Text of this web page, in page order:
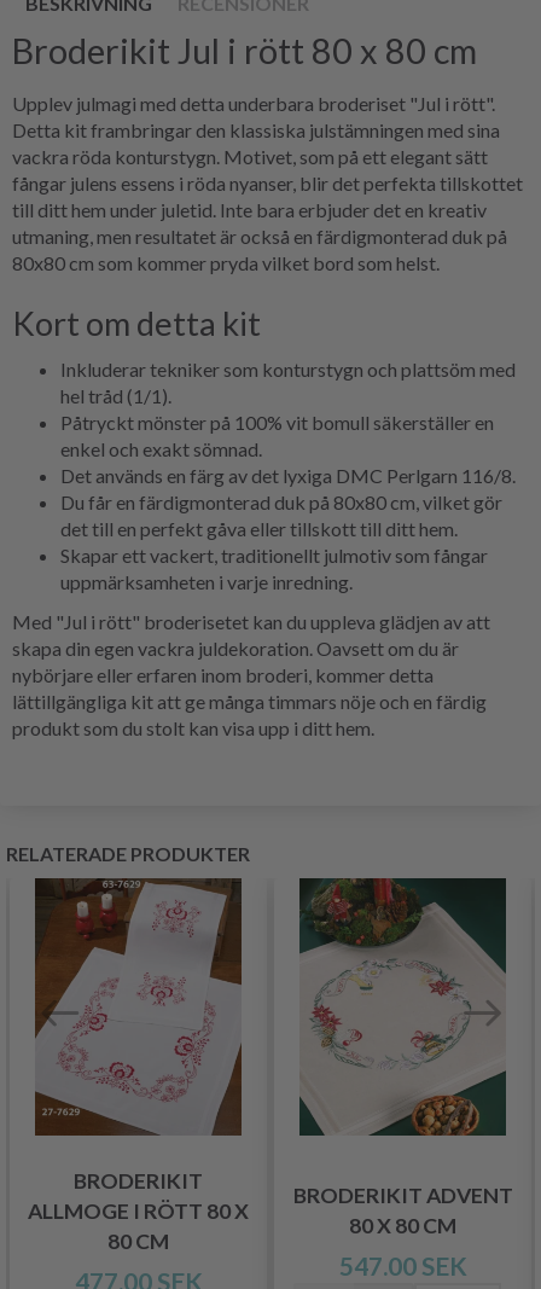
Broderikit Jul i rött 80 x 80 cm
Upplev julmagi med detta underbara broderiset "Jul i rött".
Detta kit frambringar den klassiska julstämningen med sina
vackra röda konturstygn. Motivet, som på ett elegant sätt
fångar julens essens i röda nyanser, blir det perfekta tillskottet
till ditt hem under juletid. Inte bara erbjuder det en kreativ
utmaning, men resultatet är också en färdigmonterad duk på
80x80 cm som kommer pryda vilket bord som helst.
Kort om detta kit
Inkluderar tekniker som konturstygn och plattsöm med
hel tråd (1/1).
Påtryckt mönster på 100% vit bomull säkerställer en
enkel och exakt sömnad.
Det används en färg av det lyxiga DMC Perlgarn 116/8.
Du får en färdigmonterad duk på 80x80 cm, vilket gör
det till en perfekt gåva eller tillskott till ditt hem.
Skapar ett vackert, traditionellt julmotiv som fångar
uppmärksamheten i varje inredning.
Med "Jul i rött" broderisetet kan du uppleva glädjen av att
skapa din egen vackra juldekoration. Oavsett om du är
nybörjare eller erfaren inom broderi, kommer detta
lättillgängliga kit att ge många timmars nöje och en färdig
produkt som du stolt kan visa upp i ditt hem.
RELATERADE PRODUKTER
BRODERIKIT
ALLMOGE I RÖTT 80 X
80 CM
477.00 SEK
BRODERIKIT ADVENT
80 X 80 CM
547.00 SEK